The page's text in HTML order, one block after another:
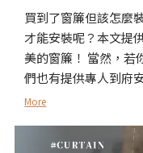
買到了窗簾但該怎麼
才能安裝呢？本文提
美的窗簾！ 當然，若
們也有提供專人到府
More